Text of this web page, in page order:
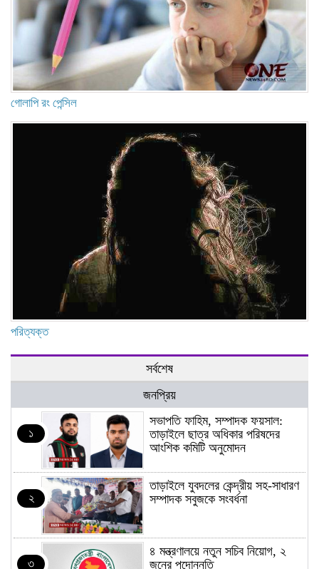
গোলাপি রং পেন্সিল
পরিত্যক্ত
সর্বশেষ
জনপ্রিয়
১
সভাপতি ফাহিম, সম্পাদক ফয়সাল:
তাড়াইলে ছাত্র অধিকার পরিষদের
আংশিক কমিটি অনুমোদন
২
তাড়াইলে যুবদলের কেন্দ্রীয় সহ-সাধারণ
সম্পাদক সবুজকে সংবর্ধনা
৩
৪ মন্ত্রণালয়ে নতুন সচিব নিয়োগ, ২
জনের পদোন্নতি